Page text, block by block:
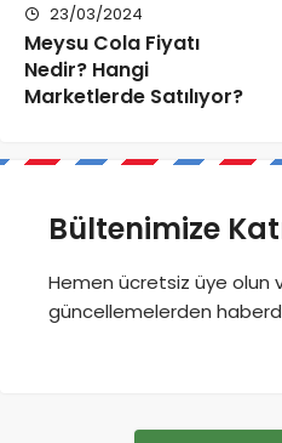
23/03/2024
Meysu Cola Fiyatı
Nedir? Hangi
Marketlerde Satılıyor?
Bültenimize
Hemen ücretsiz üye olun
güncellemelerden